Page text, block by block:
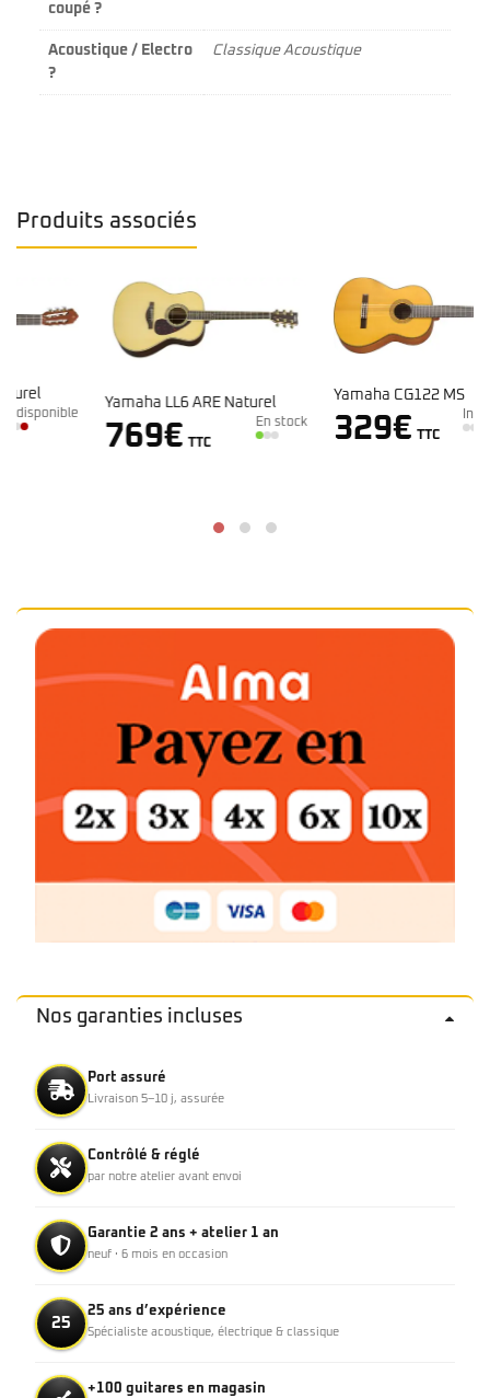
coupé ?
Acoustique / Electro
?
Classique Acoustique
Produits associés
Yamaha LL6 ARE Naturel
€ TTC
En stock
Yamaha CG122 MS
329 € TTC
Indisponible
Nos garanties incluses
Port assuré
Livraison 5–10 j, assurée
Contrôlé & réglé
par notre atelier avant envoi
Garantie 2 ans + atelier 1 an
neuf · 6 mois en occasion
25
25 ans d’expérience
Spécialiste acoustique, électrique & classique
+100 guitares en magasin